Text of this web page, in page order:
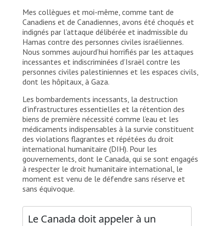
Mes collègues et moi-même, comme tant de
Canadiens et de Canadiennes, avons été choqués et
indignés par l’attaque délibérée et inadmissible du
Hamas contre des personnes civiles israéliennes.
Nous sommes aujourd’hui horrifiés par les attaques
incessantes et indiscriminées d’Israël contre les
personnes civiles palestiniennes et les espaces civils,
dont les hôpitaux, à Gaza.
Les bombardements incessants, la destruction
d’infrastructures essentielles et la rétention des
biens de première nécessité comme l’eau et les
médicaments indispensables à la survie constituent
des violations flagrantes et répétées du droit
international humanitaire (DIH). Pour les
gouvernements, dont le Canada, qui se sont engagés
à respecter le droit humanitaire international, le
moment est venu de le défendre sans réserve et
sans équivoque.
Le Canada doit appeler à un